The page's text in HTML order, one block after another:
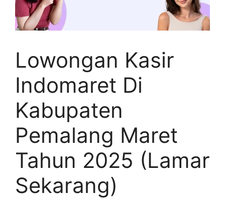
Lowongan Kasir
Indomaret Di
Kabupaten
Pemalang Maret
Tahun 2025 (Lamar
Sekarang)